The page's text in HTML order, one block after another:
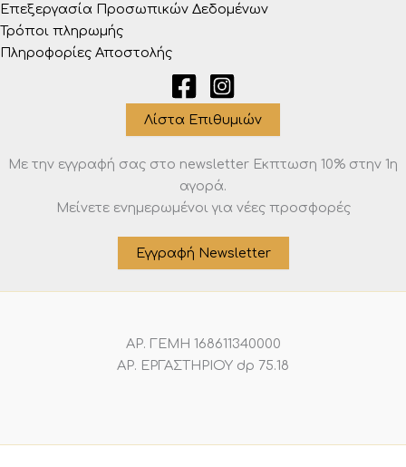
Επεξεργασία Προσωπικών Δεδομένων
Τρόποι πληρωμής
Πληροφορίες Αποστολής
Λίστα Επιθυμιών
Με την εγγραφή σας στο newsletter Eκπτωση 10% στην 1η
αγορά.
Μείνετε ενημερωμένοι για νέες προσφορές
Εγγραφή Newsletter
ΑΡ. ΓΕΜΗ 168611340000
ΑΡ. ΕΡΓΑΣΤΗΡΙΟΥ dp 75.18